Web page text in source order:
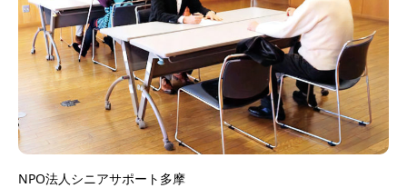
NPO法人シニアサポート多摩